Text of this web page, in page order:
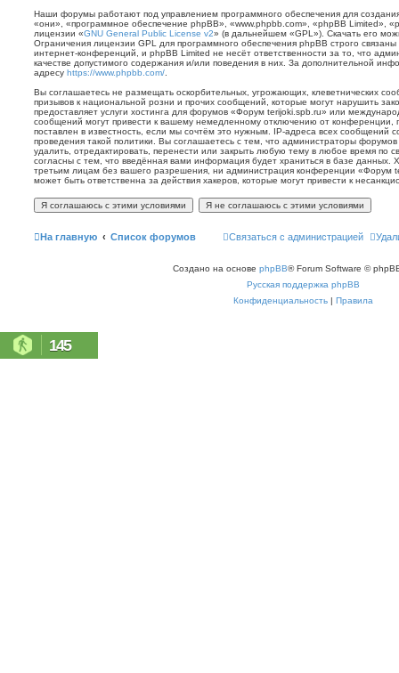
Наши форумы работают под управлением программного обеспечения для
«они», «программное обеспечение phpBB», «www.phpbb.com», «phpBB Limited»,
лицензии «GNU General Public License v2» (в дальнейшем «GPL»). Скачать его
Ограничения лицензии GPL для программного обеспечения phpBB строго
интернет-конференций, и phpBB Limited не несёт ответственности за то, что
качестве допустимого содержания и/или поведения в них. За дополнительной
адресу https://www.phpbb.com/
Вы соглашаетесь не размещать оскорбительных, угрожающих, клеветнических
призывов к национальной розни и прочих сообщений, которые могут нарушить
предоставляет услуги хостинга для форумов «Форум terijoki.spb.ru» или
сообщений могут привести к вашему немедленному отключению от конференции,
поставлен в известность, если мы сочтём это нужным. IP-адреса всех сообщений
проведения такой политики. Вы соглашаетесь с тем, что администраторы
удалить, отредактировать, перенести или закрыть любую тему в любое время по
согласны с тем, что введённая вами информация будет храниться в базе данных.
третьим лицам без вашего разрешения, ни администрация конференции «Форум
может быть ответственна за действия хакеров, которые могут привести к
На главную Список форумов Связаться с администрацией
Создано на основе phpBB® Forum Software ©
Русская поддержка phpBB
Конфиденциальность | Правила
145